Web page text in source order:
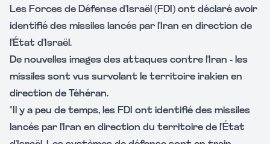
Les Forces de Défense d'Israël (FDI) ont déclaré avoir
identifié des missiles lancés par l'Iran en direction de
l'État d'Israël.
De nouvelles images des attaques contre l'Iran - les
missiles sont vus survolant le territoire irakien en
direction de Téhéran.
"Il y a peu de temps, les FDI ont identifié des missiles
lancés par l'Iran en direction du territoire de l'État